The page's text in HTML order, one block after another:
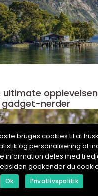
ultimate
nerder
bruges cookies til at
og personalisering af
information deles med
godkender du
Ok Privatlivspolitik